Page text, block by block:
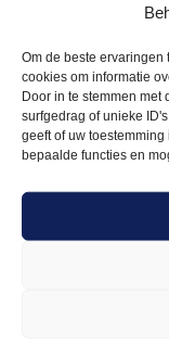
Om de beste
cookies om informatie
Door in te stemmen
surfgedrag of unieke
geeft of uw
bepaalde functies en